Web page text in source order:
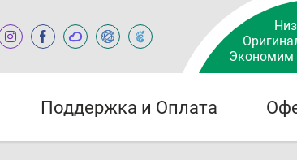
Экономим
Поддержка и Оплата